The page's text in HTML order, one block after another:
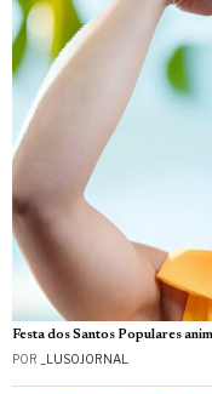
Festa dos Santos Populares
POR _LUSOJORNAL